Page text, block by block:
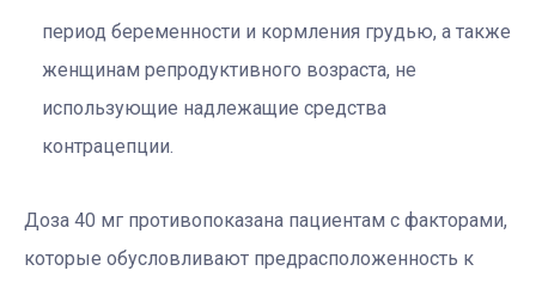
период беременности и кормления грудью, а также
женщинам репродуктивного возраста, не
использующие надлежащие средства
контрацепции.
Доза 40 мг противопоказана пациентам с факторами,
которые обусловливают предрасположенность к